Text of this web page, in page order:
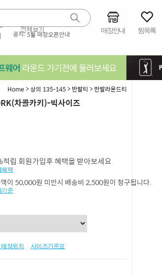
공지:5월 매장오픈안내 매장안내 찜목록
Home>상의 135-145> 반팔티 > 반팔라운드티
차콜카키)-빅사이즈
립 회원가입후 혜택을 받아보세요
혜택
이 50,000원 미만시 배송비 2,500원이 청구됩니다.
기준
장위치 사이즈기준표